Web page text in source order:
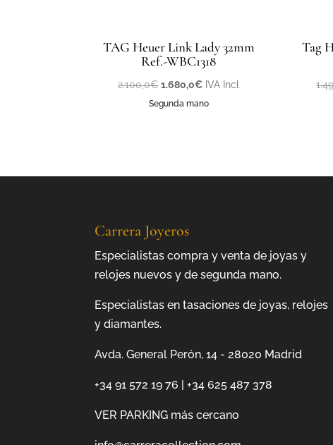
TAG Heuer Link Lady 32mm
Ref.-WBC1318
2.100,0€ El
precio
1.680,0€El
precio
IVA Incl
Segunda mano
Tag
Carrera Joyeros
Especialistas compra y venta de joyas y
relojes nuevos y de segunda mano.
Especialistas en tasaciones de joyas, relojes
y diamantes.
Avda. General Perón, 14 - 28020 Madrid
+34 91 572 19 76 |+34 625 487 378
VER PARKING más cercano